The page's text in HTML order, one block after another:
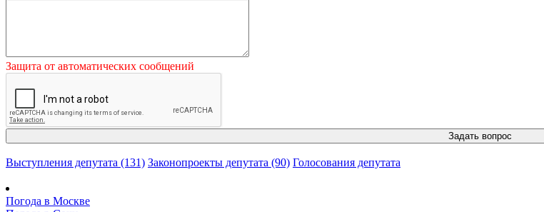
Защита от автоматических сообщений
Выступления депутата (131) Законопроекты депутата (90) Голосования депутата
Погода в Москве